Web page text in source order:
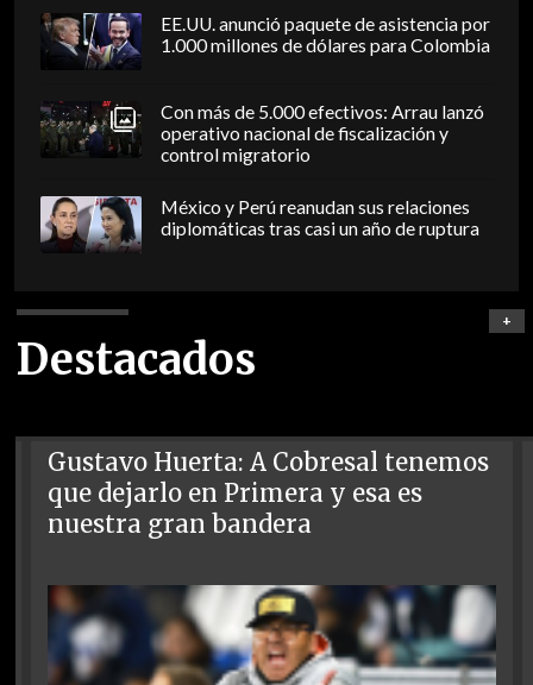
EE.UU. anunció paquete de asistencia por
1.000 millones de dólares para Colombia
Con más de 5.000 efectivos: Arrau lanzó
operativo nacional de fiscalización y
control migratorio
México y Perú reanudan sus relaciones
diplomáticas tras casi un año de ruptura
Destacados
+
Gustavo Huerta: A Cobresal tenemos
que dejarlo en Primera y esa es
nuestra gran bandera